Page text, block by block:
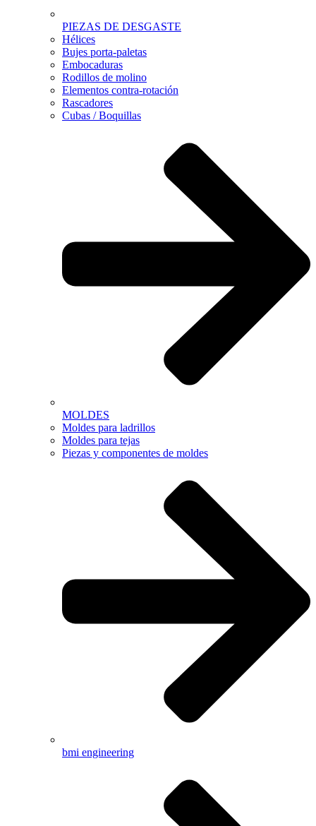
PIEZAS DE DESGASTE
Hélices
Bujes porta-paletas
Embocaduras
Rodillos de molino
Elementos contra-rotación
Rascadores
Cubas / Boquillas
MOLDES
Moldes para ladrillos
Moldes para tejas
Piezas y componentes de moldes
bmi engineering